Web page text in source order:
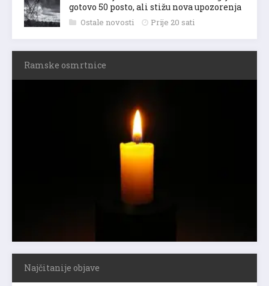
gotovo 50 posto, ali stižu nova upozorenja
Ostale novosti Prije 20 sati
Ramske osmrtnice
Najčitanije objave